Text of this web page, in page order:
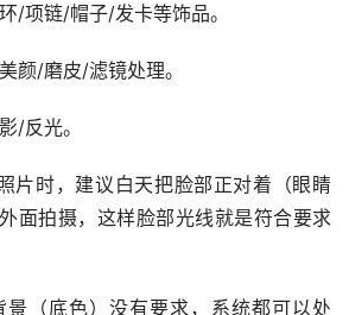
/项链/帽子/发卡等饰品。
颜/磨皮/滤镜处理。
/反光。
片时，建议白天把脸部正对着（眼睛
面拍摄，这样脸部光线就是符合要求
景（底色）没有要求，系统都可以处